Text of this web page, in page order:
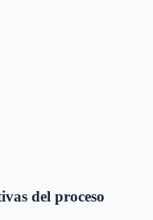
del proceso